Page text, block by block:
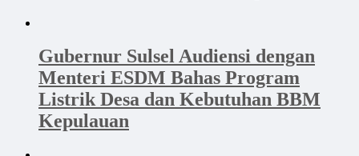
Gubernur Sulsel Audiensi dengan
Menteri ESDM Bahas Program
Listrik Desa dan Kebutuhan BBM
Kepulauan